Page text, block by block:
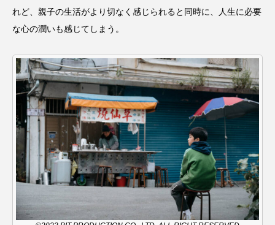
おしえて絵本 おでかけ情報
おばあちゃんと僕の約束
おーい、応為 お知らせ かしこいエルゼ
かしこいグレーテル かもめ食堂
がんを知り、がんを考える きてみで東北
きもちはなにいろ？ くまぐみ
くるまのなかには？ けやき台中学校
けやき台小学校
れど、親子の生活がより切なく感じられると同時に、人生に必要
な心の潤いも感じてしまう。